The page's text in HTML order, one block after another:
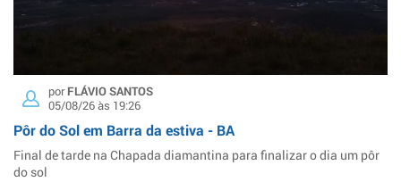
porFLÁVIO SANTOS
05/08/26 às 19:26
Pôr do Sol em Barra da estiva - BA
Final de tarde na Chapada diamantina para finalizar o dia um pôr
do sol